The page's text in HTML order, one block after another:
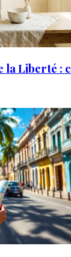
la Liberté :